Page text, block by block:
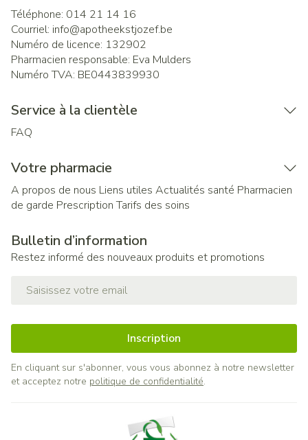
Téléphone: 014 21 14 16
Courriel: info@apotheekstjozef.be
Numéro de licence: 132902
Pharmacien responsable: Eva Mulders
Numéro TVA: BE0443839930
Service à la clientèle
FAQ
Votre pharmacie
A propos de nous Liens utiles Actualités santé Pharmacien
de garde Prescription Tarifs des soins
Bulletin d’information
Restez informé des nouveaux produits et promotions
Inscription
En cliquant sur s'abonner, vous vous abonnez à notre newsletter
et acceptez notre politique de confidentialité.